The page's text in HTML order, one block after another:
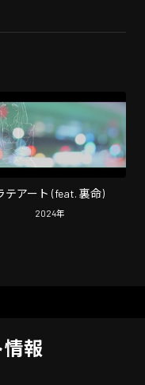
テアート (feat. 裏命)
2024年
情報